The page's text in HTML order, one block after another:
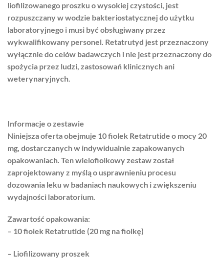
liofilizowanego proszku o wysokiej czystości, jest
rozpuszczany w wodzie bakteriostatycznej do użytku
laboratoryjnego i musi być obsługiwany przez
wykwalifikowany personel. Retatrutyd jest przeznaczony
wyłącznie do celów badawczych i nie jest przeznaczony do
spożycia przez ludzi, zastosowań klinicznych ani
weterynaryjnych.
Informacje o zestawie
Niniejsza oferta obejmuje 10 fiolek Retatrutide o mocy 20
mg, dostarczanych w indywidualnie zapakowanych
opakowaniach. Ten wielofiolkowy zestaw został
zaprojektowany z myślą o usprawnieniu procesu
dozowania leku w badaniach naukowych i zwiększeniu
wydajności laboratorium.
Zawartość opakowania:
– 10 fiolek Retatrutide (20 mg na fiolkę)
– Liofilizowany proszek